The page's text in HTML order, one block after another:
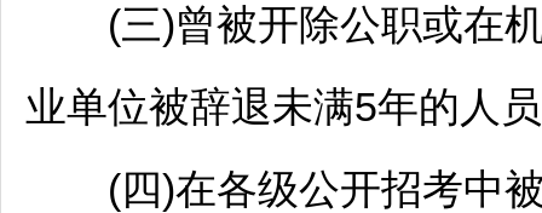
(三)曾被开除公职或在机
业单位被辞退未满5年的人
(四)在各级公开招考中被